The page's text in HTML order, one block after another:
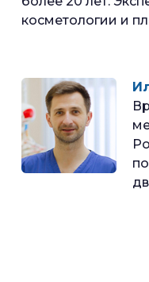
косметологии и